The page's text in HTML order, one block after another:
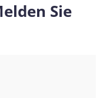
Sie